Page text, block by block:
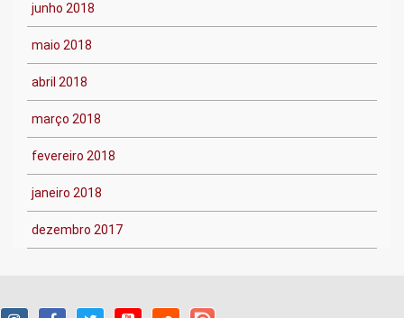
junho 2018
maio 2018
abril 2018
março 2018
fevereiro 2018
janeiro 2018
dezembro 2017